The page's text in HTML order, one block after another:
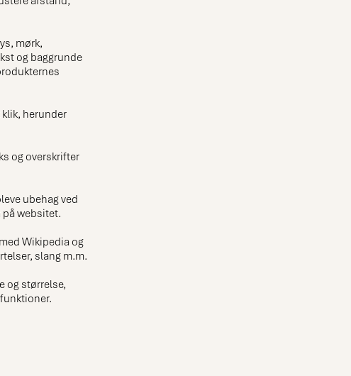
mørk,
og baggrunde
herunder
og overskrifter
ubehag ved
websitet.
Wikipedia og
slang m.m.
og størrelse,